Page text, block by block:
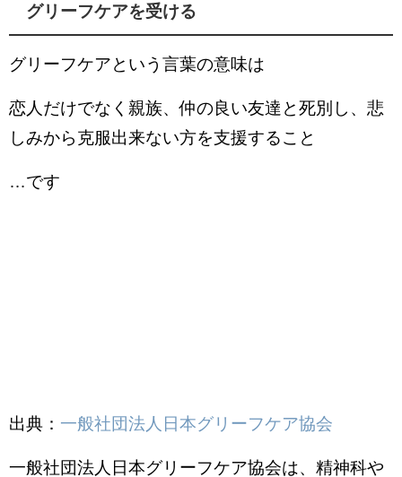
グリーフケアを受ける
グリーフケアという言葉の意味は
恋人だけでなく親族、仲の良い友達と死別し、悲
しみから克服出来ない方を支援すること
…です
出典： 一般社団法人日本グリーフケア協会
一般社団法人日本グリーフケア協会は、精神科や